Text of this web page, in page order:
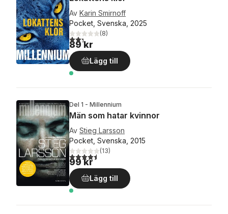
Av Karin Smirnoff
Pocket, Svenska, 2025
2,3utav 5 stjärnor. Totalt antal röster:
(8)
89 kr
Lägg till
Del 1 - Millennium
Män som hatar kvinnor
Av Stieg Larsson
Pocket, Svenska, 2015
4,5utav 5 stjärnor. Totalt antal röster:
(13)
99 kr
Lägg till